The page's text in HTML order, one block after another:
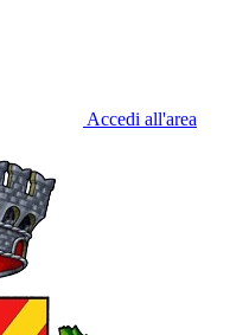
Accedi all'area